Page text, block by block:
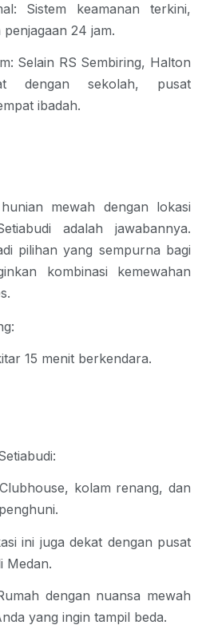
: Sistem keamanan terkini,
24 jam.
: Selain RS Sembiring, Halton
dengan sekolah, pusat
ibadah.
mewah dengan lokasi
adalah jawabannya.
pilihan yang sempurna bagi
kombinasi kemewahan
15 menit berkendara.
kolam renang, dan
ini juga dekat dengan pusat
Medan.
dengan nuansa mewah
yang ingin tampil beda.